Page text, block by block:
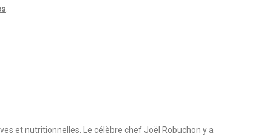
.
et nutritionnelles. Le célèbre chef Joël Robuchon y a